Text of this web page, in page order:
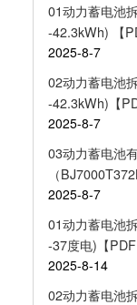
01动力蓄电池
-42.3kWh) 【
2025-8-7
02动力蓄电池
-42.3kWh)【
2025-8-7
03动力蓄电池
（
2025-8-7
01动力蓄电池
-37度电)【PDF
2025-8-14
02动力蓄电池